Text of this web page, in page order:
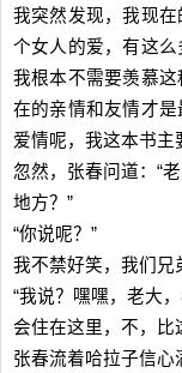
我突然发现，我现
个女人的爱，有这么
我根本不需要羡慕
在的亲情和友情才
爱情呢，我这本书主
忽然，张春问道：“
地方？”
“你说呢？”
我不禁好笑，我们兄
“我说？嘿嘿，老大
会住在这里，不，比
张春流着哈拉子信心